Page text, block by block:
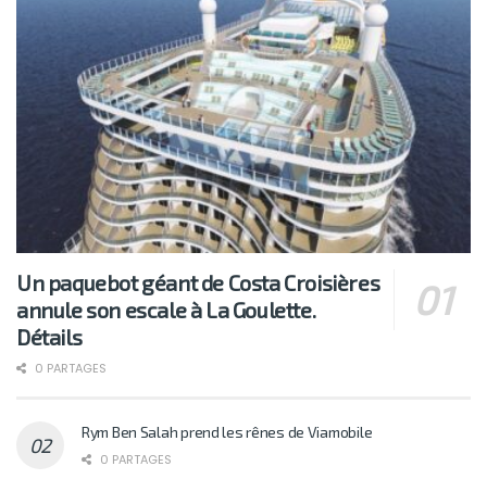
Un paquebot géant de Costa Croisières
annule son escale à La Goulette.
Détails
0 PARTAGES
Rym Ben Salah prend les rênes de Viamobile
0 PARTAGES